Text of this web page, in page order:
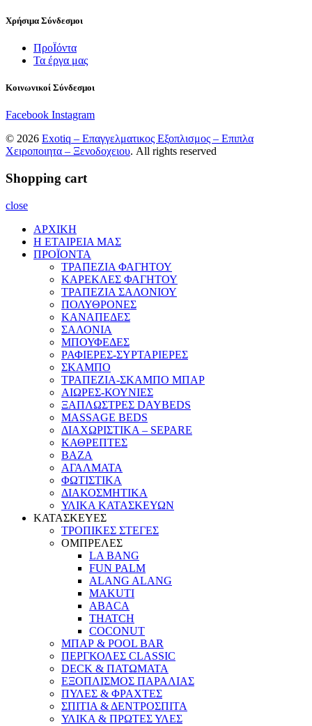
Χρήσιμα Σύνδεσμοι
ΠροΪόντα
Τα έργα μας
Κοινωνικοί Σύνδεσμοι
Facebook Instagram
© 2026 Exotiq – Επαγγελματικος Εξοπλισμος – Επιπλα
Χειροποιητα – Ξενοδοχειου. All rights reserved
Shopping cart
close
ΑΡΧΙΚΗ
Η ΕΤΑΙΡΕΙΑ ΜΑΣ
ΠΡΟΪΟΝΤΑ
ΤΡΑΠΕΖΙΑ ΦΑΓΗΤΟΥ
ΚΑΡΕΚΛΕΣ ΦΑΓΗΤΟΥ
ΤΡΑΠΕΖΙΑ ΣΑΛΟΝΙΟΥ
ΠΟΛΥΘΡΟΝΕΣ
ΚΑΝΑΠΕΔΕΣ
ΣΑΛΟΝΙΑ
ΜΠΟΥΦΕΔΕΣ
ΡΑΦΙΕΡΕΣ-ΣΥΡΤΑΡΙΕΡΕΣ
ΣΚΑΜΠΟ
ΤΡΑΠΕΖΙΑ-ΣΚΑΜΠΟ ΜΠΑΡ
ΑΙΩΡΕΣ-ΚΟΥΝΙΕΣ
ΞΑΠΛΩΣΤΡΕΣ DAYBEDS
MASSAGE BEDS
ΔΙΑΧΩΡΙΣΤΙΚΑ – SEPARE
ΚΑΘΡΕΠΤΕΣ
ΒΑΖΑ
ΑΓΑΛΜΑΤΑ
ΦΩΤΙΣΤΙΚΑ
ΔΙΑΚΟΣΜΗΤΙΚΑ
ΥΛΙΚΑ ΚΑΤΑΣΚΕΥΩΝ
ΚΑΤΑΣΚΕΥΕΣ
ΤΡΟΠΙΚΕΣ ΣΤΕΓΕΣ
ΟΜΠΡΕΛΕΣ
LA BANG
FUN PALM
ALANG ALANG
MAKUTI
ABACA
THATCH
COCONUT
ΜΠΑΡ & POOL BAR
ΠΕΡΓΚΟΛΕΣ CLASSIC
DECK & ΠΑΤΩΜΑΤΑ
ΕΞΟΠΛΙΣΜΟΣ ΠΑΡΑΛΙΑΣ
ΠΥΛΕΣ & ΦΡΑΧΤΕΣ
ΣΠΙΤΙΑ & ΔΕΝΤΡΟΣΠΙΤΑ
ΥΛΙΚΑ & ΠΡΩΤΕΣ ΥΛΕΣ